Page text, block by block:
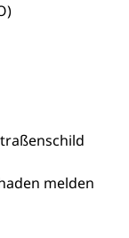
melden